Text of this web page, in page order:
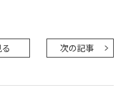
次の記事